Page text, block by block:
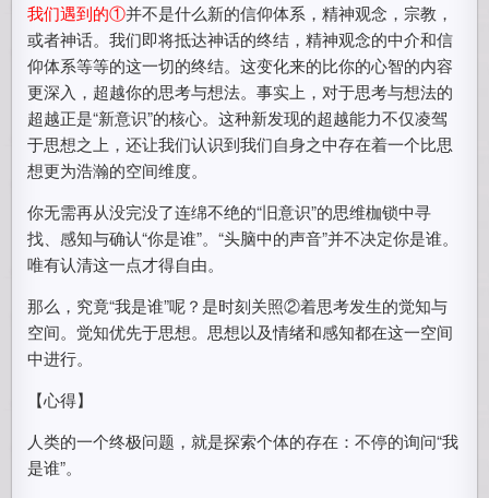
我们遇到的①并不是什么新的信仰体系，精神观念，宗教，
或者神话。我们即将抵达神话的终结，精神观念的中介和信
仰体系等等的这一切的终结。这变化来的比你的心智的内容
更深入，超越你的思考与想法。事实上，对于思考与想法的
超越正是“新意识”的核心。这种新发现的超越能力不仅凌驾
于思想之上，还让我们认识到我们自身之中存在着一个比思
想更为浩瀚的空间维度。
你无需再从没完没了连绵不绝的“旧意识”的思维枷锁中寻
找、感知与确认“你是谁”。“头脑中的声音”并不决定你是谁。
唯有认清这一点才得自由。
那么，究竟“我是谁”呢？是时刻关照②着思考发生的觉知与
空间。觉知优先于思想。思想以及情绪和感知都在这一空间
中进行。
【心得】
人类的一个终极问题，就是探索个体的存在：不停的询问“我
是谁”。